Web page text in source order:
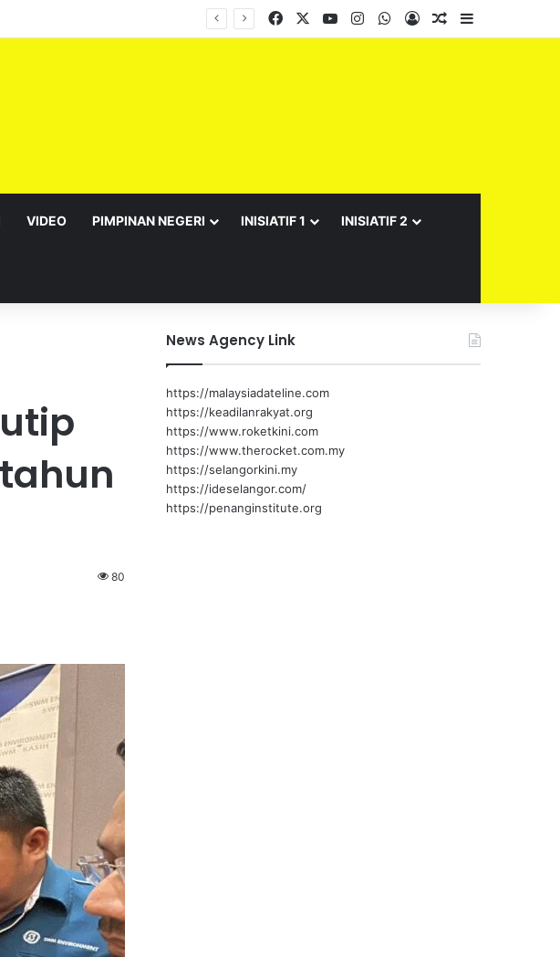
Facebook YouTubeInstagramWhatsApp
Log InRandom Article
VIDEO PIMPINAN NEGERI INISIATIF 1 INISIATIF 2
80
News Agency Link
https://malaysiadateline.com
https://keadilanrakyat.org
https://www.roketkini.com
https://www.therocket.com.my
https://selangorkini.my
https://ideselangor.com/
https://penanginstitute.org